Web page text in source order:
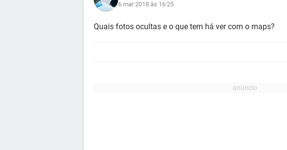
6 mar 2018 às 16:25
Quais fotos ocultas e o que tem há ver com o maps?